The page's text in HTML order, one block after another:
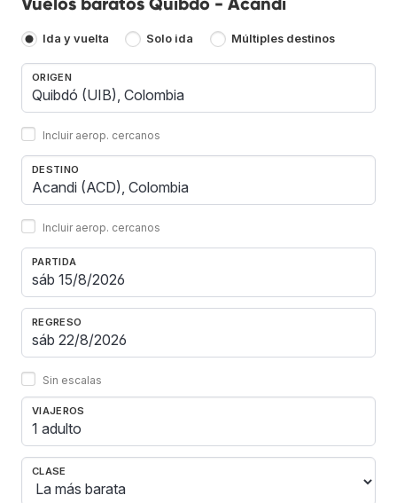
Ida y vuelta Solo ida Múltiples destinos
ORIGEN
Incluir aerop. cercanos
DESTINO
Incluir aerop. cercanos
PARTIDA
REGRESO
Sin escalas
VIAJEROS
1 adulto
CLASE